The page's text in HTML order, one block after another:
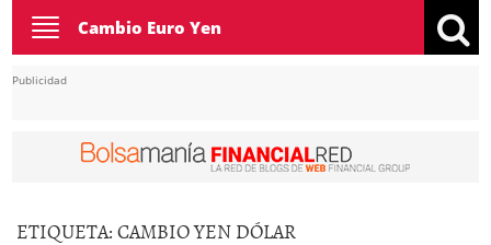
Toggle
navigation
Cambio Euro Yen
Publicidad
ETIQUETA:CAMBIO YEN DÓLAR